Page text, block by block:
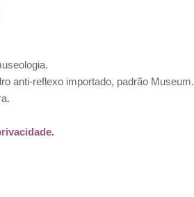
anti-reflexo importado, padrão Museum.